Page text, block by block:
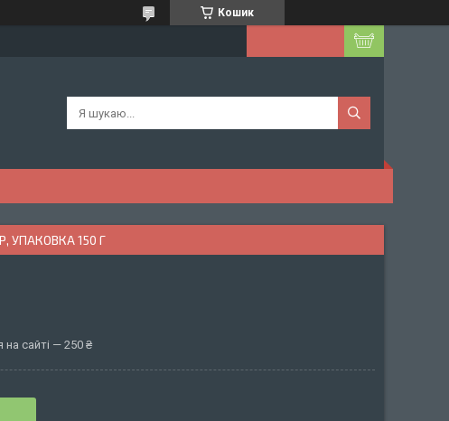
Кошик
УПАКОВКА 150 Г
сайті — 250 ₴